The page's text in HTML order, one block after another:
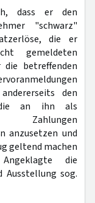
dass er den
"schwarz"
die er
gemeldeten
betreffenden
den
die an ihn als
Zahlungen
anzusetzen und
geltend machen
die
Ausstellung sog.